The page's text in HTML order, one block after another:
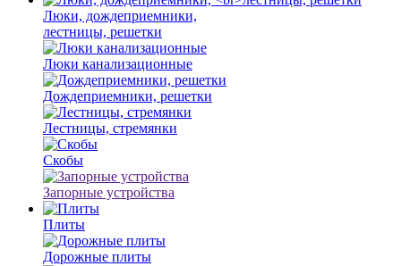
Люки, дождеприемники,
лестницы, решетки
Люки канализационные
Дождеприемники, решетки
Лестницы, стремянки
Скобы
Запорные устройства
Плиты
Дорожные плиты